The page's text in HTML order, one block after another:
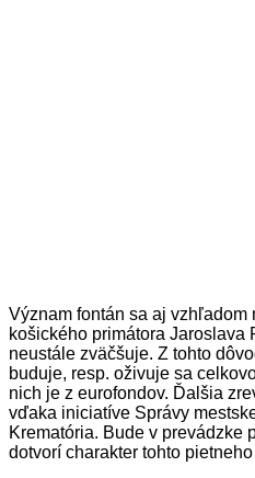
Význam fontán sa aj
košického primátora Jaroslava
neustále zväčšuje. Z tohto
buduje, resp. oživuje sa
nich je z eurofondov. Ďalšia
vďaka iniciatíve Správy
Krematória. Bude v prevádzke
dotvorí charakter tohto